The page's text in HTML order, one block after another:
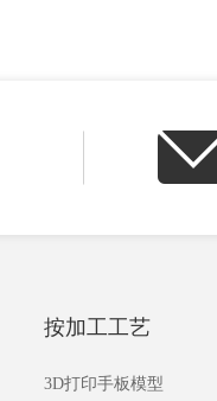
按加工工艺
3D打印手板模型